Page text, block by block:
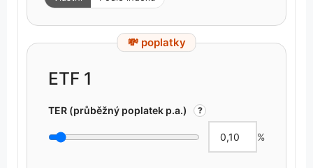
💸 poplatky
ETF 1
TER (průběžný poplatek p.a.) ?
%